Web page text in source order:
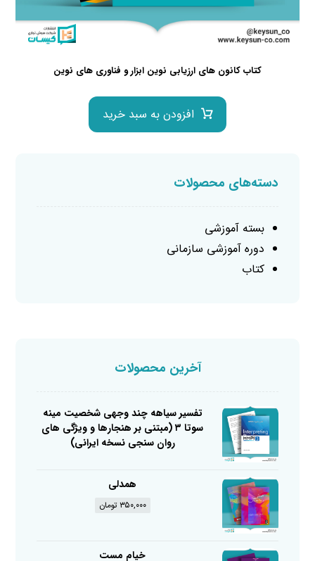
کتاب کانون های ارزیابی نوین ابزار و فناوری های نوین
افزودن به سبد خرید
دسته‌های محصولات
بسته آموزشی
دوره آموزشی سازمانی
کتاب
آخرین محصولات
تفسیر سیاهه چند وجهی شخصیت مینه
سوتا ۳ (مبتنی بر هنجارها و ویژگی های
روان سنجی نسخه ایرانی)
همدلی
۳۵۰,۰۰۰تومان
خیام مست